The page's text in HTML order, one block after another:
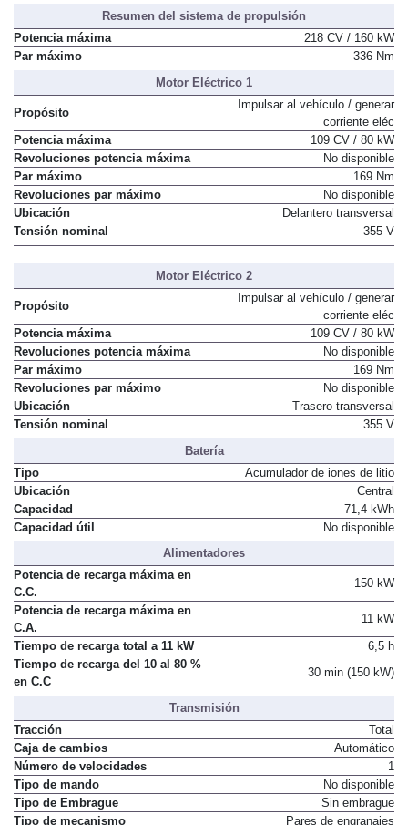
Resumen del sistema de propulsión
Potencia máxima
218 CV / 160 kW
Par máximo
336 Nm
Motor Eléctrico 1
Propósito
Impulsar al vehículo / generar
corriente eléc
Potencia máxima
109 CV / 80 kW
Revoluciones potencia máxima
No disponible
Par máximo
169 Nm
Revoluciones par máximo
No disponible
Ubicación
Delantero transversal
Tensión nominal
355 V
Motor Eléctrico 2
Propósito
Impulsar al vehículo / generar
corriente eléc
Potencia máxima
109 CV / 80 kW
Revoluciones potencia máxima
No disponible
Par máximo
169 Nm
Revoluciones par máximo
No disponible
Ubicación
Trasero transversal
Tensión nominal
355 V
Batería
Tipo
Acumulador de iones de litio
Ubicación
Central
Capacidad
71,4 kWh
Capacidad útil
No disponible
Alimentadores
Potencia de recarga máxima en
C.C.
150 kW
Potencia de recarga máxima en
C.A.
11 kW
Tiempo de recarga total a 11 kW
6,5 h
Tiempo de recarga del 10 al 80 %
en C.C
30 min (150 kW)
Transmisión
Tracción
Total
Caja de cambios
Automático
Número de velocidades
1
Tipo de mando
No disponible
Tipo de Embrague
Sin embrague
Tipo de mecanismo
Pares de engranajes